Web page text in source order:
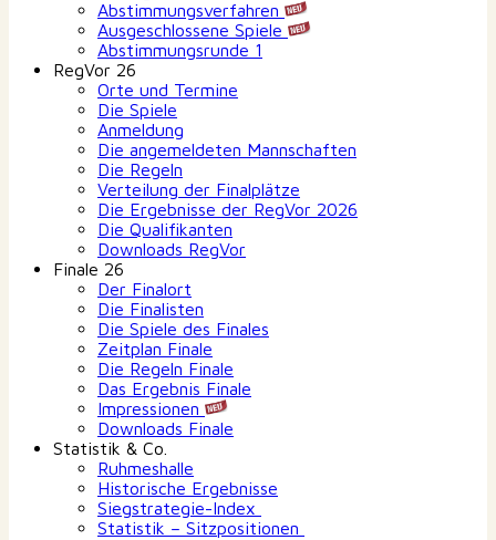
Abstimmungsverfahren
Ausgeschlossene Spiele
Abstimmungsrunde 1
RegVor 26
Orte und Termine
Die Spiele
Anmeldung
Die angemeldeten Mannschaften
Die Regeln
Verteilung der Finalplätze
Die Ergebnisse der RegVor 2026
Die Qualifikanten
Downloads RegVor
Finale 26
Der Finalort
Die Finalisten
Die Spiele des Finales
Zeitplan Finale
Die Regeln Finale
Das Ergebnis Finale
Impressionen
Downloads Finale
Statistik & Co.
Ruhmeshalle
Historische Ergebnisse
Siegstrategie-Index
Statistik – Sitzpositionen